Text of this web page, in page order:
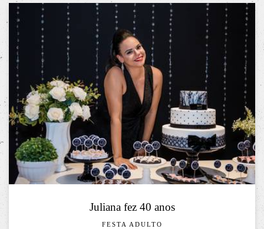
Juliana fez 40 anos
FESTA ADULTO